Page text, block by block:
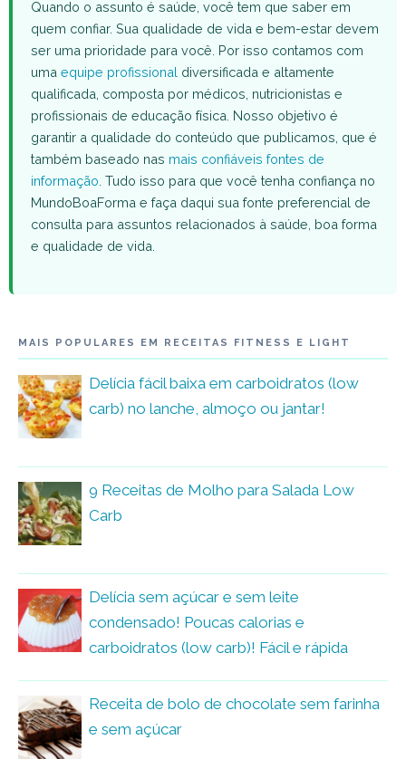
Quando o assunto é saúde, você tem que saber em
quem confiar. Sua qualidade de vida e bem-estar devem
ser uma prioridade para você. Por isso contamos com
uma equipe profissional diversificada e altamente
qualificada, composta por médicos, nutricionistas e
profissionais de educação física. Nosso objetivo é
garantir a qualidade do conteúdo que publicamos, que é
também baseado nas mais confiáveis fontes de
informação . Tudo isso para que você tenha confiança no
MundoBoaForma e faça daqui sua fonte preferencial de
consulta para assuntos relacionados à saúde, boa forma
e qualidade de vida.
MAIS POPULARES EM RECEITAS FITNESS E LIGHT
Delícia fácil baixa em carboidratos (low
carb) no lanche, almoço ou jantar!
9 Receitas de Molho para Salada Low
Carb
Delícia sem açúcar e sem leite
condensado! Poucas calorias e
carboidratos (low carb)! Fácil e rápida
Receita de bolo de chocolate sem farinha
e sem açúcar